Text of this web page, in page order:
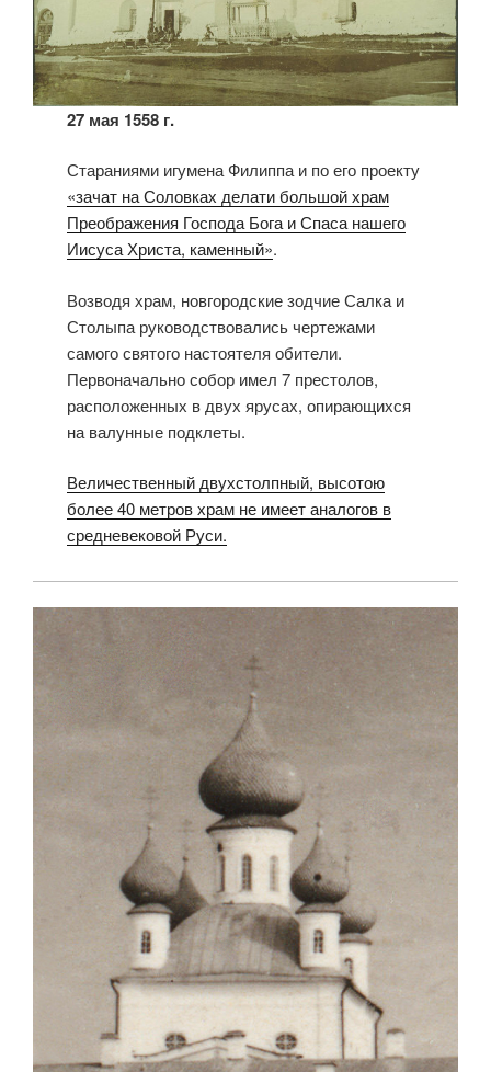
27 мая 1558 г.
Стараниями игумена Филиппа и по его проекту
«зачат на Соловках делати большой храм
Преображения Господа Бога и Спаса нашего
Иисуса Христа, каменный».
Возводя храм, новгородские зодчие Салка и
Столыпа руководствовались чертежами
самого святого настоятеля обители.
Первоначально собор имел 7 престолов,
расположенных в двух ярусах, опирающихся
на валунные подклеты.
Величественный двухстолпный, высотою
более 40 метров храм не имеет аналогов в
средневековой Руси.